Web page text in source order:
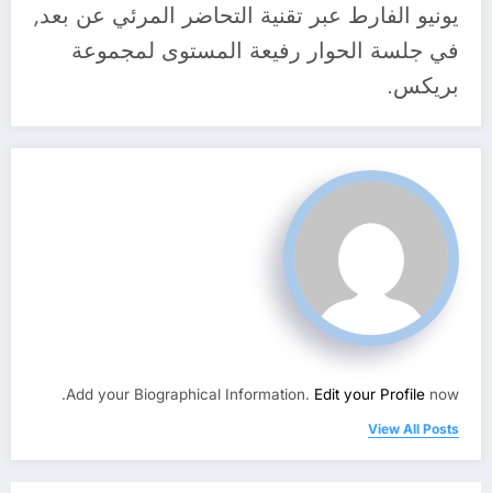
يونيو الفارط عبر تقنية التحاضر المرئي عن بعد,
في جلسة الحوار رفيعة المستوى لمجموعة
بريكس.
Add your Biographical Information. Edit your Profile now.
View All Posts